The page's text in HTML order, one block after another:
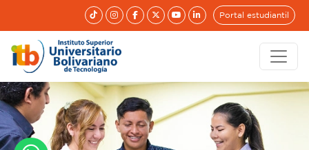
Portal estudiantil